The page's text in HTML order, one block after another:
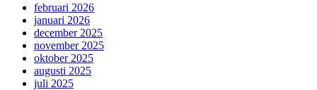
februari 2026
januari 2026
december 2025
november 2025
oktober 2025
augusti 2025
juli 2025